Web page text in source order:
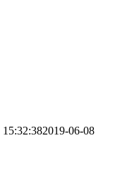
15:32:382019-06-08